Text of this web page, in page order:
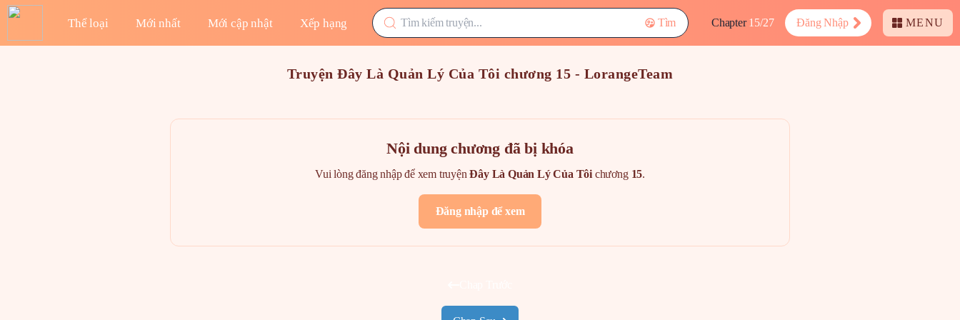
Thể loại Mới nhất Mới cập nhật Xếp hạng Tìm Chapter 15/27 Đăng Nhập MENU
Truyện Đây Là Quản Lý Của Tôi chương 15 - LorangeTeam
Nội dung chương đã bị khóa
Vui lòng đăng nhập để xem truyệnĐây Là Quản Lý Của Tôi chương 15.
Đăng nhập để xem